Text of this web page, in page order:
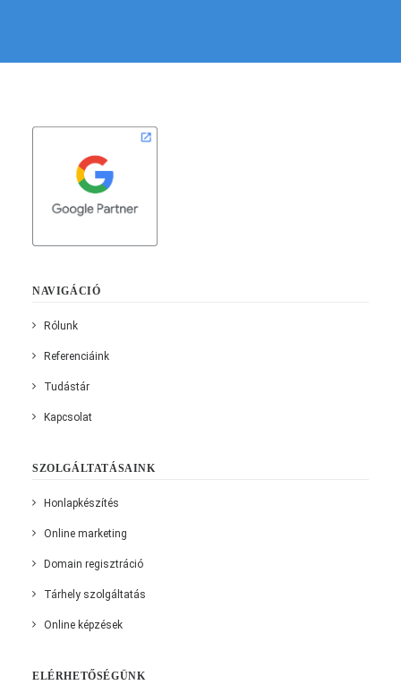
NAVIGÁCIÓ
Rólunk
Referenciáink
Tudástár
Kapcsolat
SZOLGÁLTATÁSAINK
Honlapkészítés
Online marketing
Domain regisztráció
Tárhely szolgáltatás
Online képzések
ELÉRHETŐSÉGÜNK